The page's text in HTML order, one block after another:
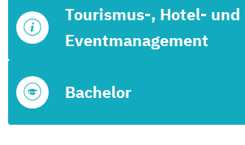
Bachelor
Tourismus-, Hotel- und
Eventmanagement